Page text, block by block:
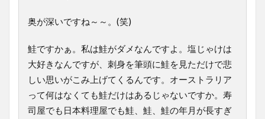
奥が深いですね～～。(笑)
鮭ですかぁ。私は鮭がダメなんですよ。塩じゃけは
大好きなんですが、刺身を筆頭に鮭を見ただけで悲
しい思いがこみ上げてくるんです。オーストラリア
って何はなくても鮭だけはあるじゃないですか。寿
司屋でも日本料理屋でも鮭、鮭、鮭の年月が長すぎ